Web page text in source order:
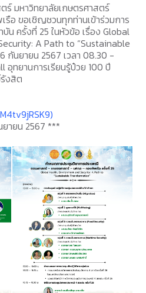
ร์ มหาวิทยาลัยเกษตรศาสตร์
รือ ขอเชิญชวนทุกท่านเข้าร่วมการ
น ครั้งที่ 25 ในหัวข้อ เรื่อง Global
A Path to “Sustainable
กันยายน 2567 เวลา 08.30 -
อุทยานการเรียนรู้ป๋วย 100 ปี
งสิต
ายน 2567 ***